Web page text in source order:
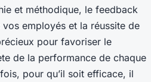
et méthodique, le feedback
employés et la réussite de
pour favoriser le
de la performance de chaque
pour qu’il soit efficace, il